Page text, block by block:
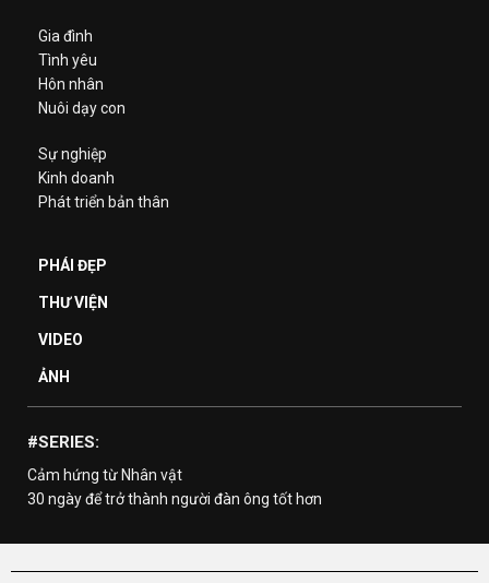
Gia đình
Tình yêu
Hôn nhân
Nuôi dạy con
Sự nghiệp
Kinh doanh
Phát triển bản thân
PHÁI ĐẸP
THƯ VIỆN
VIDEO
ẢNH
#SERIES:
Cảm hứng từ Nhân vật
30 ngày để trở thành người đàn ông tốt hơn